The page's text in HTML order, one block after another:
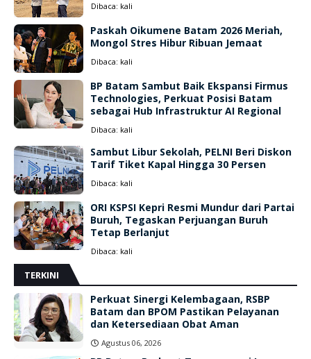
Dibaca: kali
Paskah Oikumene Batam 2026 Meriah,
Mongol Stres Hibur Ribuan Jemaat
Dibaca: kali
BP Batam Sambut Baik Ekspansi Firmus
Technologies, Perkuat Posisi Batam
sebagai Hub Infrastruktur AI Regional
Dibaca: kali
Sambut Libur Sekolah, PELNI Beri Diskon
Tarif Tiket Kapal Hingga 30 Persen
Dibaca: kali
ORI KSPSI Kepri Resmi Mundur dari Partai
Buruh, Tegaskan Perjuangan Buruh
Tetap Berlanjut
Dibaca: kali
TERKINI
Perkuat Sinergi Kelembagaan, RSBP
Batam dan BPOM Pastikan Pelayanan
dan Ketersediaan Obat Aman
Agustus 06, 2026